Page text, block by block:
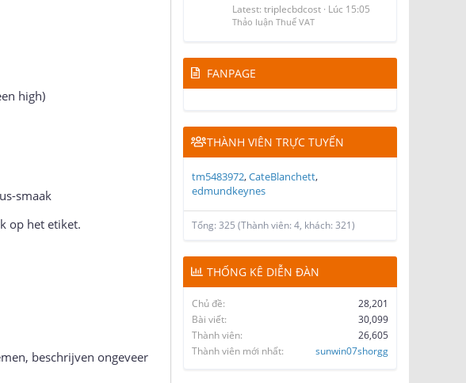
high)
smaak
op het etiket.
beschrijven ongeveer
Latest: triplecbdcost Lúc 15:05
Thảo luận Thuế VAT
FANPAGE
THÀNH VIÊN TRỰC TUYẾN
tm5483972 CateBlanchett
edmundkeynes
Tổng: 325 (Thành viên: 4, khách: 321)
THỐNG KÊ DIỄN ĐÀN
Chủ đề
28,201
Bài viết
30,099
Thành viên
26,605
Thành viên mới nhất
sunwin07shorgg